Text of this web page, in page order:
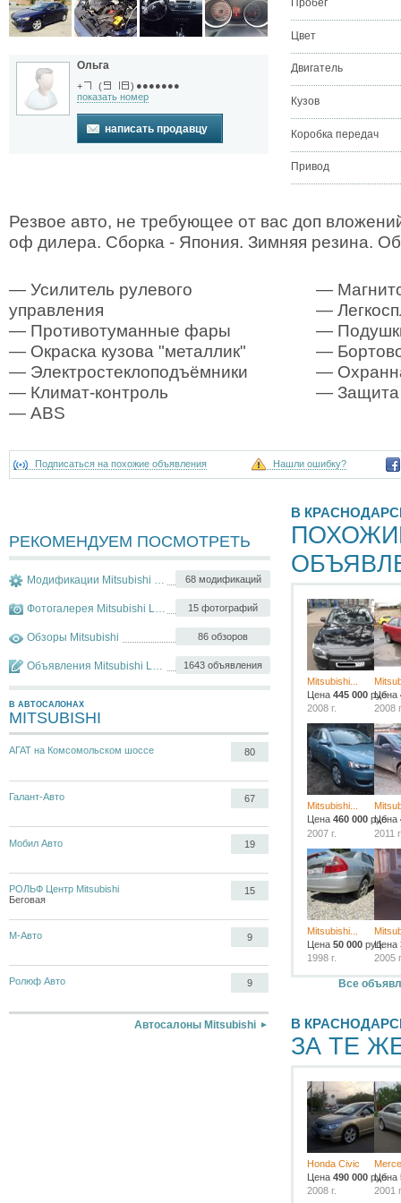
Ольга
+ ( ) ●●●●●●●
показать номер
написать продавцу
Пробег
Цвет
Двигатель
Кузов
Коробка передач
Привод
Резвое авто, не требующее от вас доп
оф дилера. Сборка - Япония. Зимняя резина.
— Усилитель рулевого
управления
— Противотуманные фары
— Окраска кузова "металлик"
— Электростеклоподъёмники
— Климат-контроль
— ABS
—
—
—
—
—
— Защита
Подписаться на похожие объявления Нашли ошибку?
РЕКОМЕНДУЕМ ПОСМОТРЕТЬ
68 модификаций
Модификации Mitsubishi Lancer
15 фотографий
Фотогалерея Mitsubishi Lancer
86 обзоров
Обзоры Mitsubishi
1643 объявления
Объявления Mitsubishi Lancer
В АВТОСАЛОНАХ
MITSUBISHI
АГАТ на Комсомольском шоссе 80
Галант-Авто 67
Мобил Авто 19
РОЛЬФ Центр Mitsubishi
Беговая
15
М-Авто 9
Ролюф Авто 9
Автосалоны Mitsubishi
В
Mitsubishi...
Цена 445 000 руб.
2008 г.
Цена
2008
Mitsubishi...
Цена 460 000 руб.
2007 г.
Цена
2011
Mitsubishi...
Цена 50 000 руб.
1998 г.
Цена
2005
Все
В
ЗА ТЕ
Honda Civic
Цена 490 000 руб.
2008 г.
Цена
2001